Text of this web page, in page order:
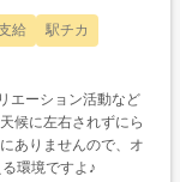
給
駅チカ
エーション活動など
候に左右されずにら
ありませんので、オ
環境ですよ♪